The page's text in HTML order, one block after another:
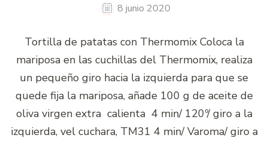
8 junio 2020
Tortilla de patatas con Thermomix Coloca la
mariposa en las cuchillas del Thermomix, realiza
un pequeño giro hacia la izquierda para que se
quede fija la mariposa, añade 100 g de aceite de
oliva virgen extra calienta 4 min/ 120º/ giro a la
izquierda, vel cuchara, TM31 4 min/ Varoma/ giro a